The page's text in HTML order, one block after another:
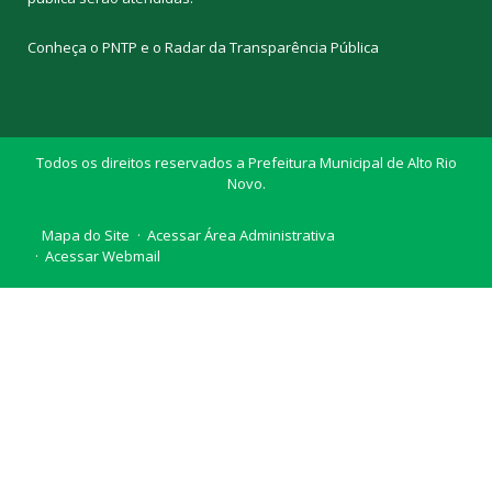
Conheça o PNTP e o Radar da Transparência Pública
Todos os direitos reservados a Prefeitura Municipal de Alto Rio
Novo.
Mapa do Site
Acessar Área Administrativa
Acessar Webmail